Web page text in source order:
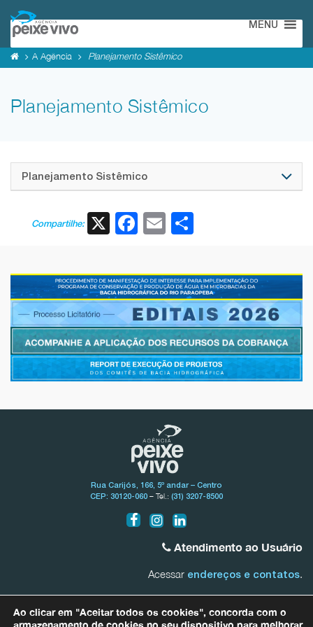
MENU
A Agência Planejamento Sistêmico
Planejamento Sistêmico
Planejamento Sistêmico
Compartilhe: X Facebook
Email
Rua Carijós, 166, 5º andar – Centro
CEP: 30120-060 – Tel.: (31) 3207-8500
Atendimento ao Usuário
Acessar endereços e contatos
0800.031.1607
Ao clicar em "Aceitar todos os cookies", concorda com o
armazenamento de cookies no seu dispositivo para melhorar